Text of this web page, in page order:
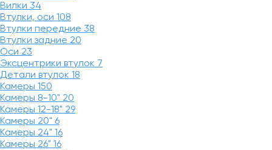
Вилки 34
Втулки, оси 108
Втулки передние 38
Втулки задние 20
Оси 23
Эксцентрики втулок 7
Детали втулок 18
Камеры 150
Камеры 8-10" 20
Камеры 12-18" 29
Камеры 20" 6
Камеры 24" 16
Камеры 26" 16